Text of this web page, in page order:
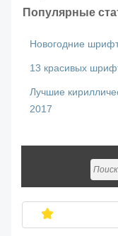
Популярные
Новогодние
13 красивых
Лучшие
2017